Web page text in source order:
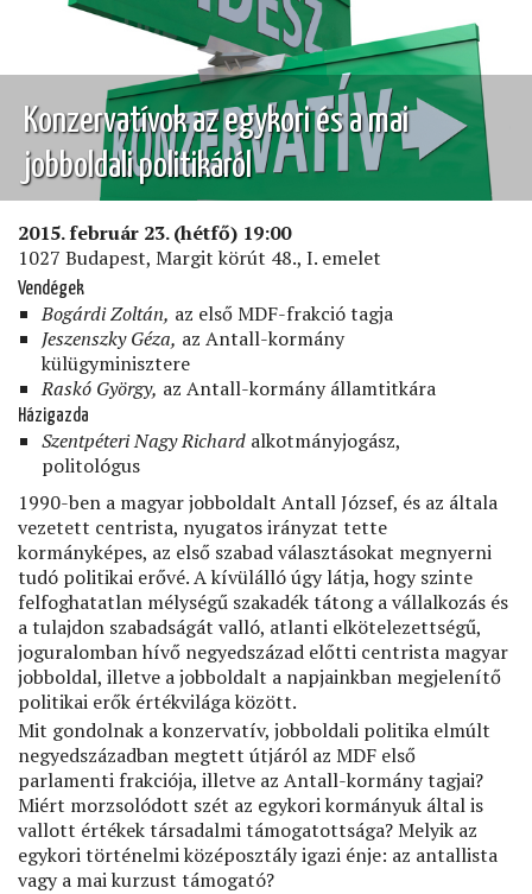
Konzervatívok az egykori és a mai
jobboldali politikáról
2015. február 23. (hétfő) 19:00
1027 Budapest, Margit körút 48., I. emelet
Vendégek
Bogárdi Zoltán, az első MDF-frakció tagja
Jeszenszky Géza, az Antall-kormány
külügyminisztere
Raskó György, az Antall-kormány államtitkára
Házigazda
Szentpéteri Nagy Richard alkotmányjogász,
politológus
1990-ben a magyar jobboldalt Antall József, és az általa
vezetett centrista, nyugatos irányzat tette
kormányképes, az első szabad választásokat megnyerni
tudó politikai erővé. A kívülálló úgy látja, hogy szinte
felfoghatatlan mélységű szakadék tátong a vállalkozás és
a tulajdon szabadságát valló, atlanti elkötelezettségű,
joguralomban hívő negyedszázad előtti centrista magyar
jobboldal, illetve a jobboldalt a napjainkban megjelenítő
politikai erők értékvilága között.
Mit gondolnak a konzervatív, jobboldali politika elmúlt
negyedszázadban megtett útjáról az MDF első
parlamenti frakciója, illetve az Antall-kormány tagjai?
Miért morzsolódott szét az egykori kormányuk által is
vallott értékek társadalmi támogatottsága? Melyik az
egykori történelmi középosztály igazi énje: az antallista
vagy a mai kurzust támogató?